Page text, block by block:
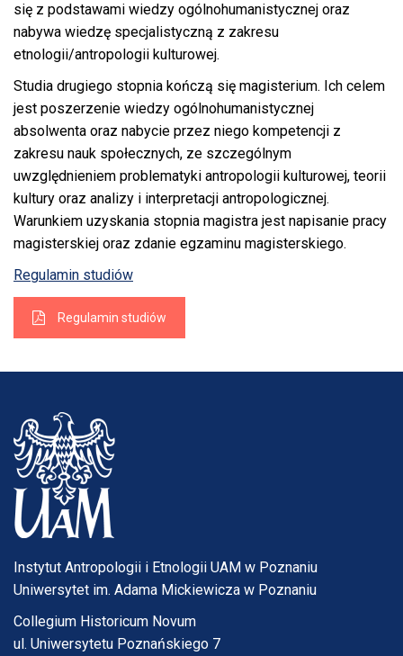
się z podstawami wiedzy ogólnohumanistycznej oraz
nabywa wiedzę specjalistyczną z zakresu
etnologii/antropologii kulturowej.
Studia drugiego stopnia kończą się magisterium. Ich celem
jest poszerzenie wiedzy ogólnohumanistycznej
absolwenta oraz nabycie przez niego kompetencji z
zakresu nauk społecznych, ze szczególnym
uwzględnieniem problematyki antropologii kulturowej, teorii
kultury oraz analizy i interpretacji antropologicznej.
Warunkiem uzyskania stopnia magistra jest napisanie pracy
magisterskiej oraz zdanie egzaminu magisterskiego.
Regulamin studiów
Regulamin studiów
Instytut Antropologii i Etnologii UAM w Poznaniu
Uniwersytet im. Adama Mickiewicza w Poznaniu
Collegium Historicum Novum
ul. Uniwersytetu Poznańskiego 7